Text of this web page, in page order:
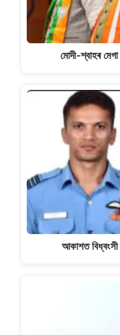
মোদী-শ্বাহৰ
আকাশত বিধ্বংসী